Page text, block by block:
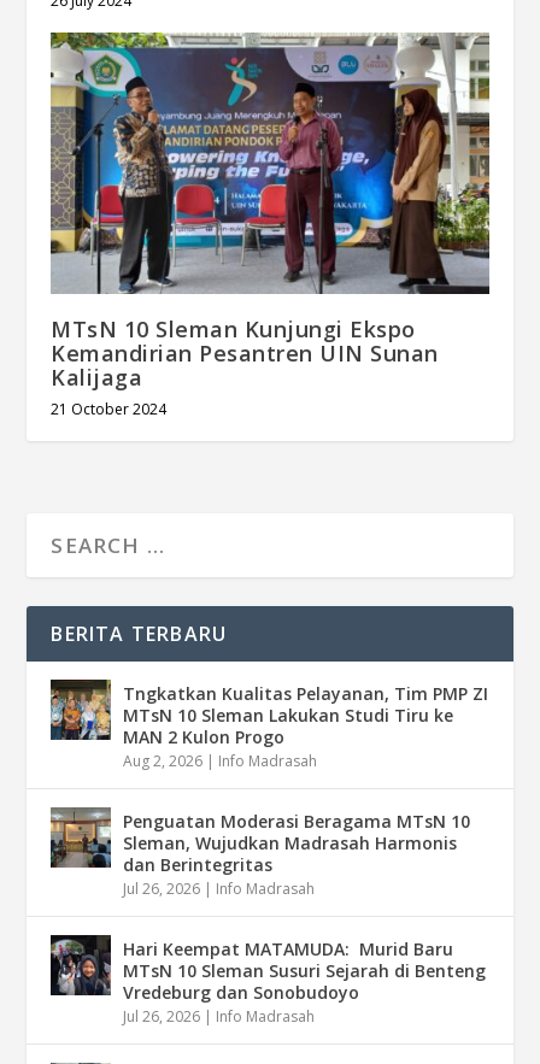
MTsN 10 Sleman Kunjungi Ekspo
Kemandirian Pesantren UIN Sunan
Kalijaga
21 October 2024
BERITA TERBARU
Tngkatkan Kualitas Pelayanan, Tim PMP ZI
MTsN 10 Sleman Lakukan Studi Tiru ke
MAN 2 Kulon Progo
Aug 2, 2026 | Info Madrasah
Penguatan Moderasi Beragama MTsN 10
Sleman, Wujudkan Madrasah Harmonis
dan Berintegritas
Jul 26, 2026 | Info Madrasah
Hari Keempat MATAMUDA: Murid Baru
MTsN 10 Sleman Susuri Sejarah di Benteng
Vredeburg dan Sonobudoyo
Jul 26, 2026 | Info Madrasah